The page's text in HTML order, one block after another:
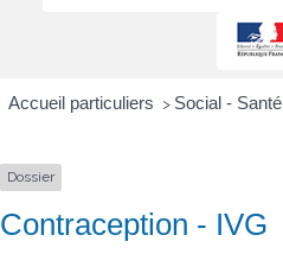
Accueil particuliers > Social - Santé
Dossier
Contraception - IVG